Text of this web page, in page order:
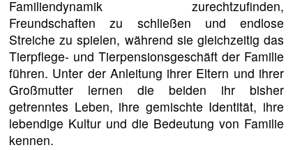
Familiendynamik zurechtzufinden,
Freundschaften zu schließen und endlose
Streiche zu spielen, während sie gleichzeitig das
Tierpflege- und Tierpensionsgeschäft der Familie
führen. Unter der Anleitung ihrer Eltern und ihrer
Großmutter lernen die beiden ihr bisher
getrenntes Leben, ihre gemischte Identität, ihre
lebendige Kultur und die Bedeutung von Familie
kennen.